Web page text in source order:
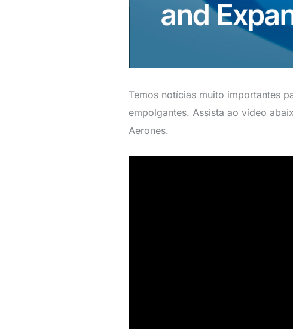
Temos notícias muito importantes
empolgantes. Assista ao vídeo
Aerones.